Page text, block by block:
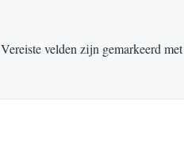
Vereiste velden zijn gemarkeerd